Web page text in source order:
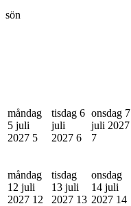
sön
måndag
5 juli
2027 5
tisdag 6
juli
2027 6
onsdag 7
juli 2027
7
måndag
12 juli
2027 12
tisdag
13 juli
2027 13
onsdag
14 juli
2027 14